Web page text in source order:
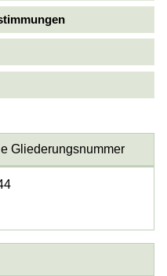
Gliederungsnummer